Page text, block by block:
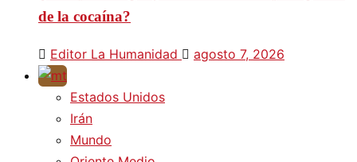
de la cocaína?
Editor La Humanidad agosto 7, 2026
Estados Unidos
Irán
Mundo